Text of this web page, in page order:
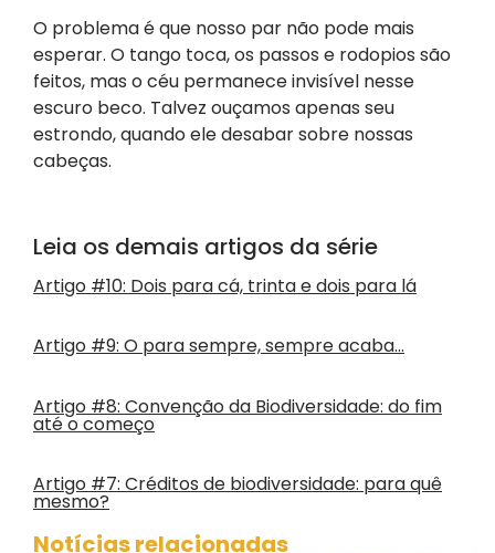
O problema é que nosso par não pode mais
esperar. O tango toca, os passos e rodopios são
feitos, mas o céu permanece invisível nesse
escuro beco. Talvez ouçamos apenas seu
estrondo, quando ele desabar sobre nossas
cabeças.
Leia os demais artigos da série
Artigo #10: Dois para cá, trinta e dois para lá
Artigo #9: O para sempre, sempre acaba…
Artigo #8: Convenção da Biodiversidade: do fim
até o começo
Artigo #7: Créditos de biodiversidade: para quê
mesmo?
Notícias relacionadas